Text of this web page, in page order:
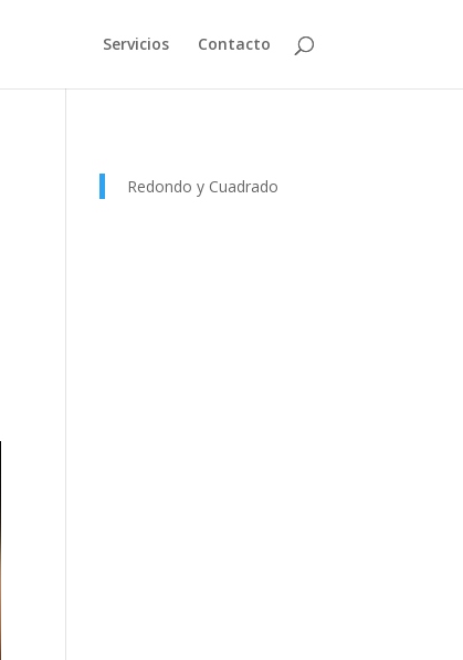
Servicios Contacto
Redondo y Cuadrado